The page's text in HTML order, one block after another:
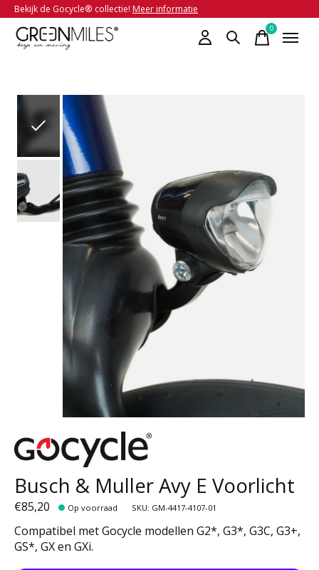
Bekijk de Gocycle® collectie! Meer informatie
0items
Slideshow Items
Busch & Muller Avy E Voorlicht
€85,20 Op voorraad SKU: GM-4417-4107-01
Compatibel met Gocycle modellen G2*, G3*, G3C, G3+,
GS*, GX en GXi.